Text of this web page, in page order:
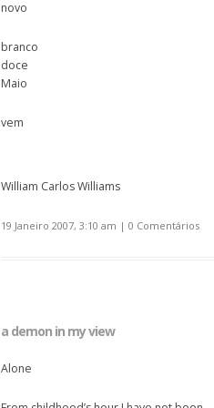
novo
branco
doce
Maio
vem
William Carlos Williams
19 Janeiro 2007, 3:10 am | 0 Comentários
a demon in my view
Alone